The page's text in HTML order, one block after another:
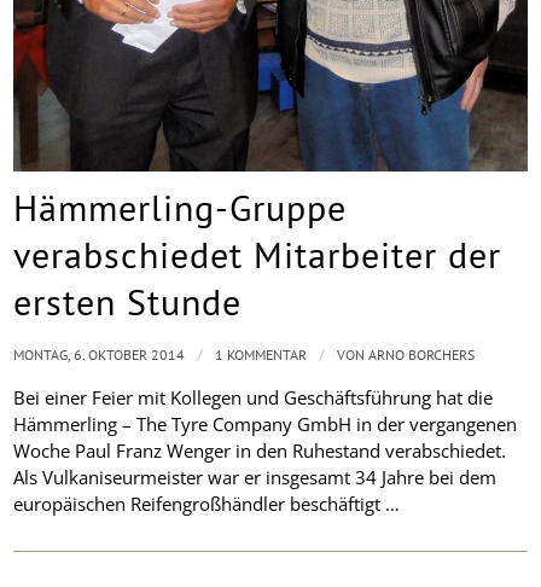
Hämmerling-Gruppe
verabschiedet Mitarbeiter der
ersten Stunde
Bei einer Feier mit Kollegen und Geschäftsführung hat die
Hämmerling – The Tyre Company GmbH in der vergangenen
Woche Paul Franz Wenger in den Ruhestand verabschiedet.
Als Vulkaniseurmeister war er insgesamt 34 Jahre bei dem
europäischen Reifengroßhändler beschäftigt …
MONTAG, 6. OKTOBER 2014 / 1 KOMMENTAR / VONARNO BORCHERS